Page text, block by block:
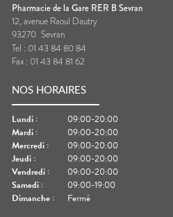
Pharmacie de la Gare RER B Sevran
12, avenue Raoul Dautry
93270 Sevran
Tel : 01 43 84 80 84
Fax : 01 43 84 81 62
NOS HORAIRES
Lundi :
09:00-20:00
Mardi :
09:00-20:00
Mercredi :
09:00-20:00
Jeudi :
09:00-20:00
Vendredi :
09:00-20:00
Samedi :
09:00-19:00
Dimanche : Fermé